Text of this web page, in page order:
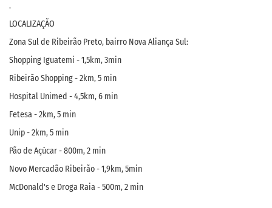
.
LOCALIZAÇÃO
Zona Sul de Ribeirão Preto, bairro Nova Aliança Sul:
Shopping Iguatemi - 1,5km, 3min
Ribeirão Shopping - 2km, 5 min
Hospital Unimed - 4,5km, 6 min
Fetesa - 2km, 5 min
Unip - 2km, 5 min
Pão de Açúcar - 800m, 2 min
Novo Mercadão Ribeirão - 1,9km, 5min
McDonald's e Droga Raia - 500m, 2 min